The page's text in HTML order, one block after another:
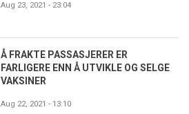
Aug 23, 2021 - 23:04
Å FRAKTE PASSASJERER ER
FARLIGERE ENN Å UTVIKLE OG SELGE
VAKSINER
Aug 22, 2021 - 13:10